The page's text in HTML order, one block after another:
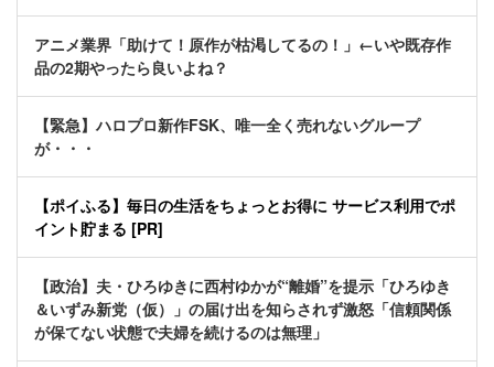
アニメ業界「助けて！原作が枯渇してるの！」←いや既存作
品の2期やったら良いよね？
【緊急】ハロプロ新作FSK、唯一全く売れないグループ
が・・・
【ポイふる】毎日の生活をちょっとお得に サービス利用でポ
イント貯まる [PR]
【政治】夫・ひろゆきに西村ゆかが“離婚”を提示「ひろゆき
＆いずみ新党（仮）」の届け出を知らされず激怒「信頼関係
が保てない状態で夫婦を続けるのは無理」